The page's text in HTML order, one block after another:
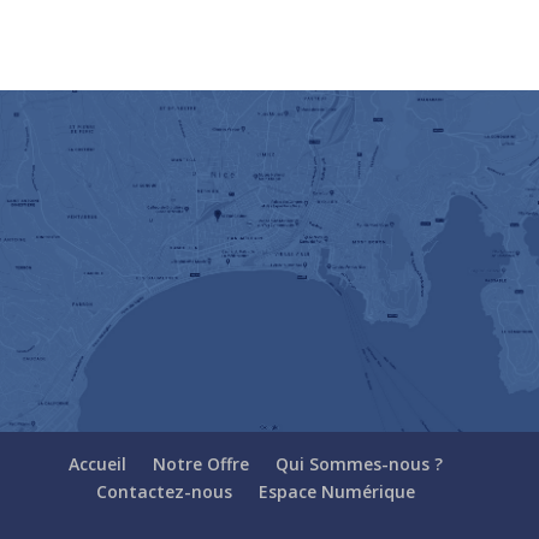
Accueil Notre Offre
Qui Sommes-nous ?
Contactez-nous
Espace Numérique